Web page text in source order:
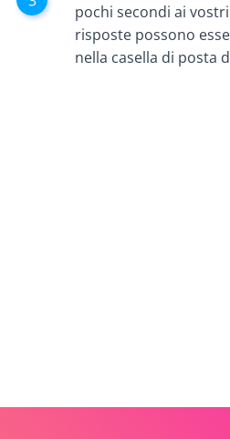
pochi secondi ai
risposte possono
nella casella di posta